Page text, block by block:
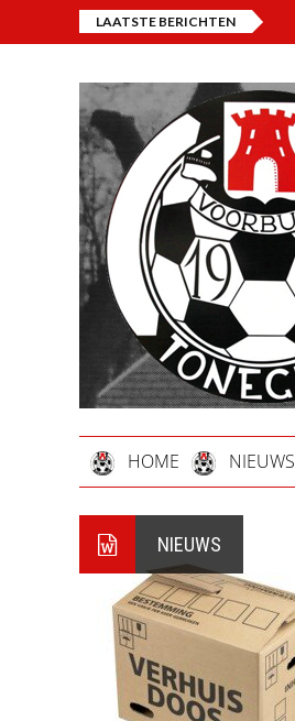
LAATSTE BERICHTEN
HOME NIEUWS
NIEUWS